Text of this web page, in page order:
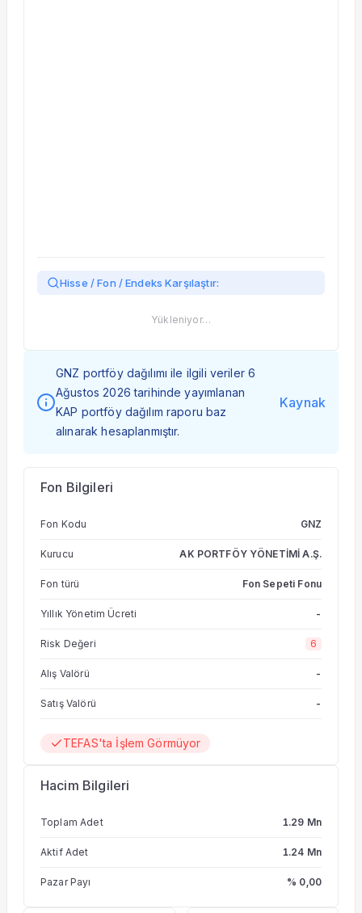
Hisse / Fon / Endeks Karşılaştır:
Yükleniyor…
GNZ portföy dağılımı ile ilgili veriler 6
Ağustos 2026 tarihinde yayımlanan
KAP portföy dağılım raporu baz
alınarak hesaplanmıştır.
Kaynak
Fon Bilgileri
Fon Kodu GNZ
Kurucu AK PORTFÖY YÖNETİMİ A.Ş.
Fon türü Fon Sepeti Fonu
Yıllık Yönetim Ücreti -
Risk Değeri 6
Alış Valörü -
Satış Valörü -
TEFAS'ta İşlem Görmüyor
Hacim Bilgileri
Toplam Adet 1.29 Mn
Aktif Adet 1.24 Mn
Pazar Payı % 0,00